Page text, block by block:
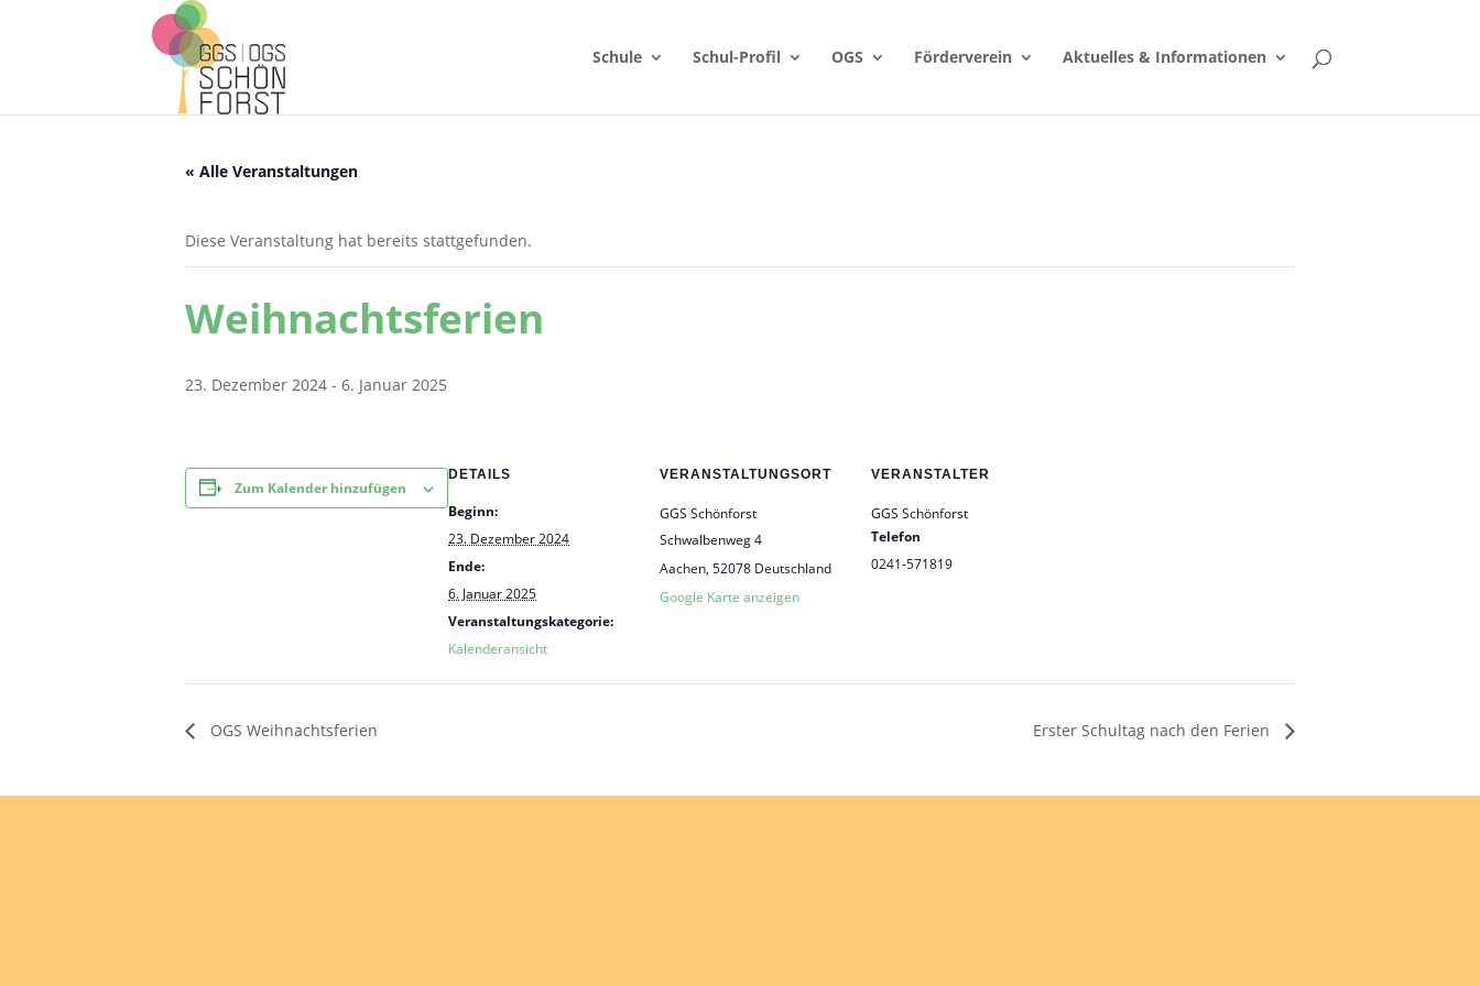
Schule Schul-Profil OGS Förderverein Aktuelles & Informationen
« Alle Veranstaltungen
Diese Veranstaltung hat bereits stattgefunden.
Weihnachtsferien
23. Dezember 2024 - 6. Januar 2025
Zum Kalender hinzufügen
DETAILS
Beginn:
23. Dezember 2024
Ende:
6. Januar 2025
Veranstaltungskategorie:
Kalenderansicht
VERANSTALTUNGSORT
GGS Schönforst
Schwalbenweg 4
Aachen, 52078 Deutschland
Google Karte anzeigen
VERANSTALTER
GGS Schönforst
Telefon
0241-571819
OGS Weihnachtsferien Erster Schultag nach den Ferien